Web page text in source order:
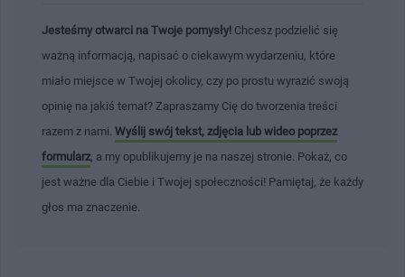
Jesteśmy otwarci na Twoje pomysły! Chcesz podzielić się
ważną informacją, napisać o ciekawym wydarzeniu, które
miało miejsce w Twojej okolicy, czy po prostu wyrazić swoją
opinię na jakiś temat? Zapraszamy Cię do tworzenia treści
razem z nami. Wyślij swój tekst, zdjęcia lub wideo poprzez
formularz, a my opublikujemy je na naszej stronie. Pokaż, co
jest ważne dla Ciebie i Twojej społeczności! Pamiętaj, że każdy
głos ma znaczenie.